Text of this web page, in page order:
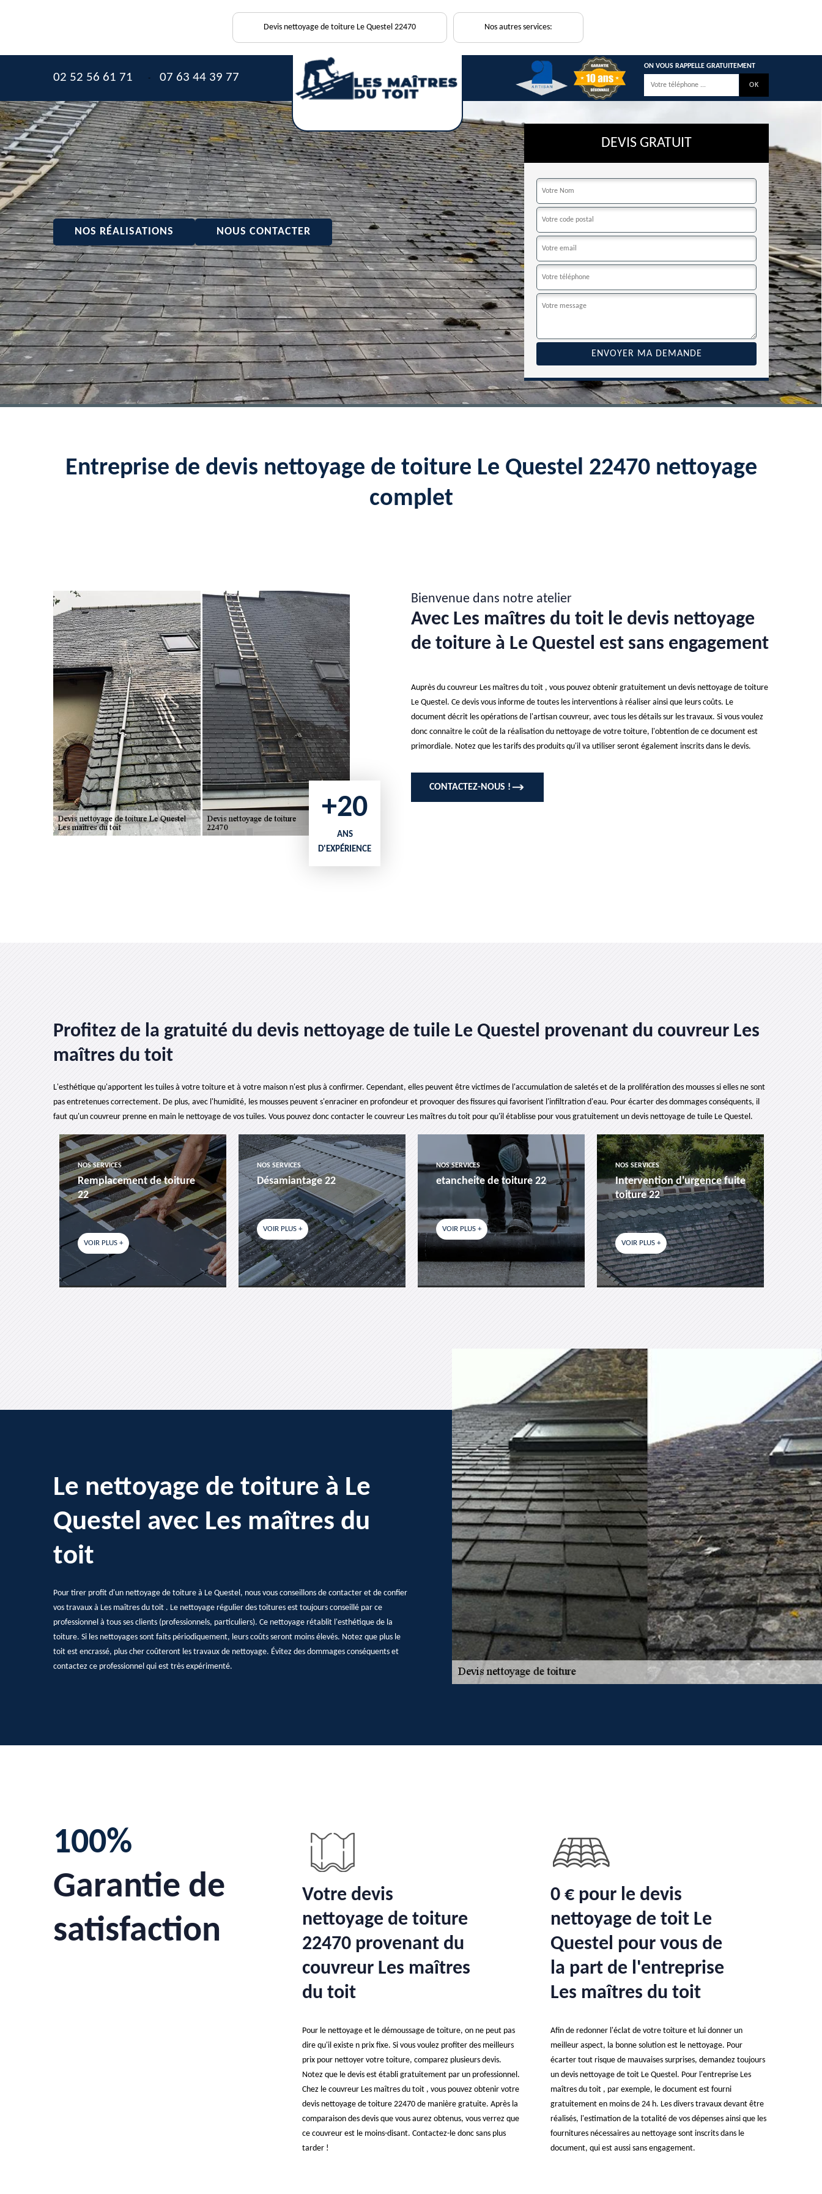
Devis nettoyage de toiture Le Questel 22470 Nos autres services:
02 52 56 61 71 - 07 63 44 39 77
ON VOUS RAPPELLE GRATUITEMENT
NOS RÉALISATIONS NOUS CONTACTER
DEVIS GRATUIT
Entreprise de devis nettoyage de toiture Le Questel 22470 nettoyage
complet
+20
ANS
D'EXPÉRIENCE
Bienvenue dans notre atelier
Avec Les maîtres du toit le devis nettoyage
de toiture à Le Questel est sans engagement
Auprès du couvreur Les maîtres du toit , vous pouvez obtenir gratuitement un devis nettoyage de toiture
Le Questel. Ce devis vous informe de toutes les interventions à réaliser ainsi que leurs coûts. Le
document décrit les opérations de l'artisan couvreur, avec tous les détails sur les travaux. Si vous voulez
donc connaitre le coût de la réalisation du nettoyage de votre toiture, l'obtention de ce document est
primordiale. Notez que les tarifs des produits qu'il va utiliser seront également inscrits dans le devis.
CONTACTEZ-NOUS !
Profitez de la gratuité du devis nettoyage de tuile Le Questel provenant du couvreur Les
maîtres du toit
L'esthétique qu'apportent les tuiles à votre toiture et à votre maison n'est plus à confirmer. Cependant, elles peuvent être victimes de l'accumulation de saletés et de la prolifération des mousses si elles ne sont
pas entretenues correctement. De plus, avec l'humidité, les mousses peuvent s'enraciner en profondeur et provoquer des fissures qui favorisent l'infiltration d'eau. Pour écarter des dommages conséquents, il
faut qu'un couvreur prenne en main le nettoyage de vos tuiles. Vous pouvez donc contacter le couvreur Les maîtres du toit pour qu'il établisse pour vous gratuitement un devis nettoyage de tuile Le Questel.
NOS SERVICES
Remplacement de toiture
22
VOIR PLUS +
NOS SERVICES
Désamiantage 22
VOIR PLUS +
NOS SERVICES
etancheite de toiture 22
VOIR PLUS +
NOS SERVICES
Intervention d'urgence fuite
toiture 22
VOIR PLUS +
Le nettoyage de toiture à Le
Questel avec Les maîtres du
toit
Pour tirer profit d'un nettoyage de toiture à Le Questel, nous vous conseillons de contacter et de confier
vos travaux à Les maîtres du toit . Le nettoyage régulier des toitures est toujours conseillé par ce
professionnel à tous ses clients (professionnels, particuliers). Ce nettoyage rétablit l'esthétique de la
toiture. Si les nettoyages sont faits périodiquement, leurs coûts seront moins élevés. Notez que plus le
toit est encrassé, plus cher coûteront les travaux de nettoyage. Évitez des dommages conséquents et
contactez ce professionnel qui est très expérimenté.
100%
Garantie de
satisfaction
Votre devis
nettoyage de toiture
22470 provenant du
couvreur Les maîtres
du toit
Pour le nettoyage et le démoussage de toiture, on ne peut pas
dire qu'il existe n prix fixe. Si vous voulez profiter des meilleurs
prix pour nettoyer votre toiture, comparez plusieurs devis.
Notez que le devis est établi gratuitement par un professionnel.
Chez le couvreur Les maîtres du toit , vous pouvez obtenir votre
devis nettoyage de toiture 22470 de manière gratuite. Après la
comparaison des devis que vous aurez obtenus, vous verrez que
ce couvreur est le moins-disant. Contactez-le donc sans plus
tarder !
0 € pour le devis
nettoyage de toit Le
Questel pour vous de
la part de l'entreprise
Les maîtres du toit
Afin de redonner l'éclat de votre toiture et lui donner un
meilleur aspect, la bonne solution est le nettoyage. Pour
écarter tout risque de mauvaises surprises, demandez toujours
un devis nettoyage de toit Le Questel. Pour l'entreprise Les
maîtres du toit , par exemple, le document est fourni
gratuitement en moins de 24 h. Les divers travaux devant être
réalisés, l'estimation de la totalité de vos dépenses ainsi que les
fournitures nécessaires au nettoyage sont inscrits dans le
document, qui est aussi sans engagement.